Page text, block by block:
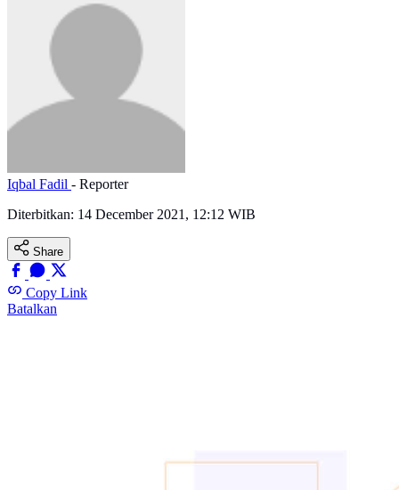
Iqbal Fadil - Reporter
Diterbitkan: 14 December 2021, 12:12 WIB
Share
Copy Link
Batalkan